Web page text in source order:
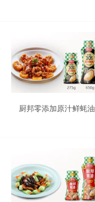
厨邦零添加原汁鲜蚝油